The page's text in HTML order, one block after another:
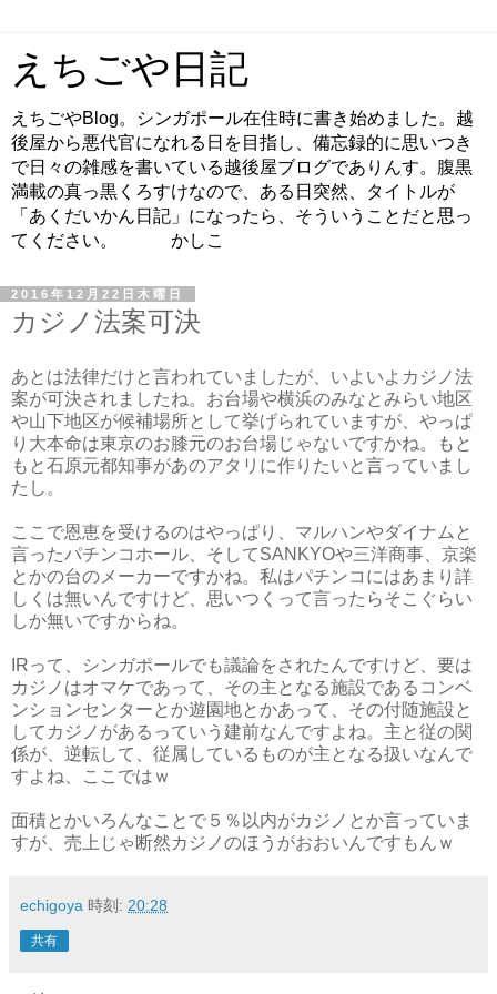
えちごや日記
えちごやBlog。シンガポール在住時に書き始めました。越
後屋から悪代官になれる日を目指し、備忘録的に思いつき
で日々の雑感を書いている越後屋ブログでありんす。腹黒
満載の真っ黒くろすけなので、ある日突然、タイトルが
「あくだいかん日記」になったら、そういうことだと思っ
てください。 かしこ
2016年12月22日木曜日
カジノ法案可決
あとは法律だけと言われていましたが、いよいよカジノ法
案が可決されましたね。お台場や横浜のみなとみらい地区
や山下地区が候補場所として挙げられていますが、やっぱ
り大本命は東京のお膝元のお台場じゃないですかね。もと
もと石原元都知事があのアタリに作りたいと言っていまし
たし。
ここで恩恵を受けるのはやっぱり、マルハンやダイナムと
言ったパチンコホール、そしてSANKYOや三洋商事、京楽
とかの台のメーカーですかね。私はパチンコにはあまり詳
しくは無いんですけど、思いつくって言ったらそこぐらい
しか無いですからね。
IRって、シンガポールでも議論をされたんですけど、要は
カジノはオマケであって、その主となる施設であるコンベ
ンションセンターとか遊園地とかあって、その付随施設と
してカジノがあるっていう建前なんですよね。主と従の関
係が、逆転して、従属しているものが主となる扱いなんで
すよね、ここではｗ
面積とかいろんなことで５％以内がカジノとか言っていま
すが、売上じゃ断然カジノのほうがおおいんですもんｗ
echigoya 時刻: 20:28
共有